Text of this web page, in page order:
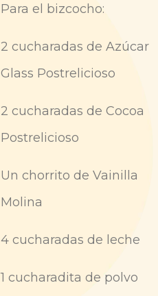
Para el bizcocho:
2 cucharadas de Azúcar
Glass Postrelicioso
2 cucharadas de Cocoa
Postrelicioso
Un chorrito de Vainilla
Molina
4 cucharadas de leche
1 cucharadita de polvo